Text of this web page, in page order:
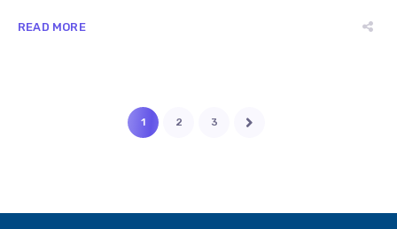
READ MORE
1 2 3